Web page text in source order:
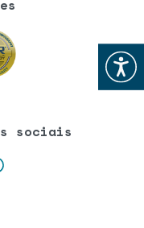
Abrir
sociais